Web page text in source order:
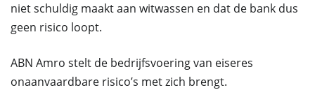
niet schuldig maakt aan witwassen en dat de bank dus
geen risico loopt.
ABN Amro stelt de bedrijfsvoering van eiseres
onaanvaardbare risico’s met zich brengt.